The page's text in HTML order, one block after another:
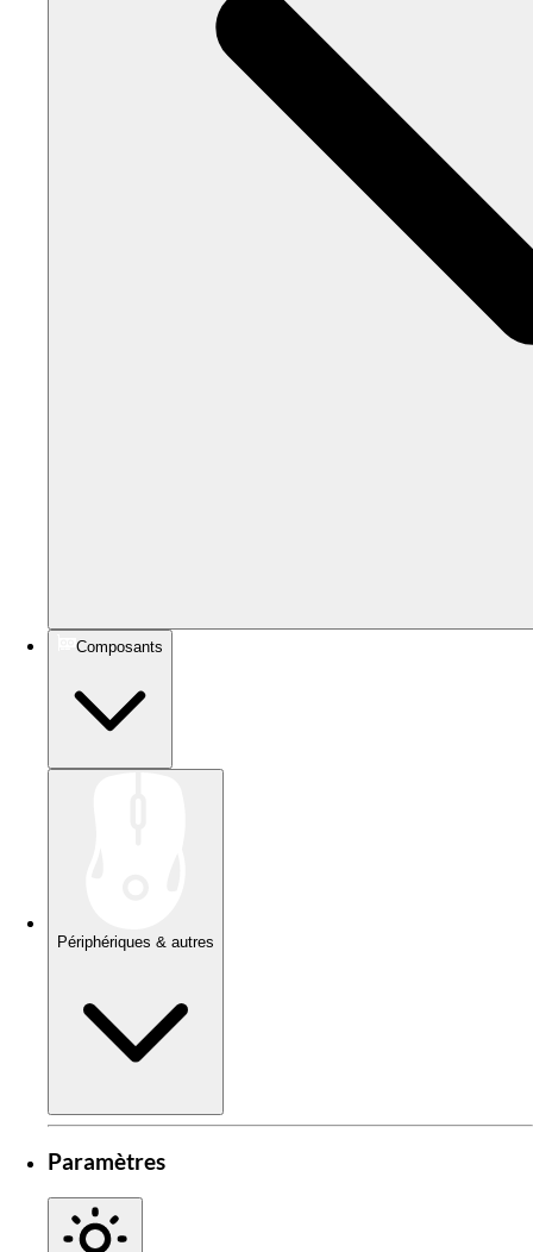
Composants
Périphériques & autres
Paramètres